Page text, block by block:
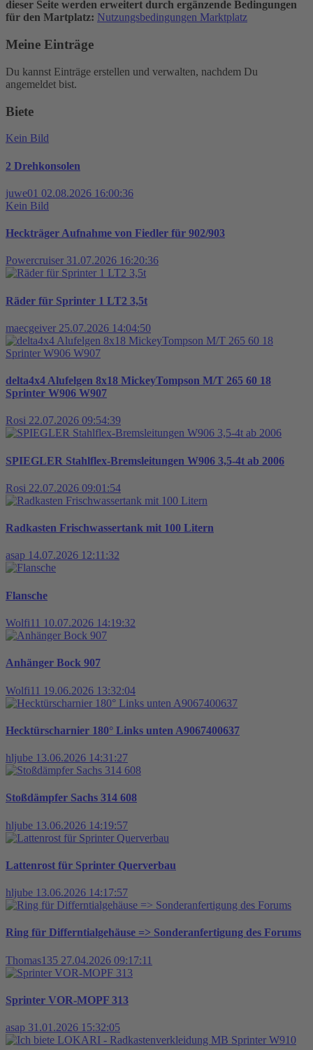
dieser Seite werden erweitert durch ergänzende Bedingungen
für den Martplatz: Nutzungsbedingungen Marktplatz
Meine Einträge
Du kannst Einträge erstellen und verwalten, nachdem Du
angemeldet bist.
Biete
Kein Bild
2 Drehkonsolen
juwe01 02.08.2026 16:00:36
Kein Bild
Heckträger Aufnahme von Fiedler für 902/903
Powercruiser 31.07.2026 16:20:36
Räder für Sprinter 1 LT2 3,5t
maecgeiver 25.07.2026 14:04:50
delta4x4 Alufelgen 8x18 MickeyTompson M/T 265 60 18
Sprinter W906 W907
Rosi 22.07.2026 09:54:39
SPIEGLER Stahlflex-Bremsleitungen W906 3,5-4t ab 2006
Rosi 22.07.2026 09:01:54
Radkasten Frischwassertank mit 100 Litern
asap 14.07.2026 12:11:32
Flansche
Wolfi11 10.07.2026 14:19:32
Anhänger Bock 907
Wolfi11 19.06.2026 13:32:04
Hecktürscharnier 180° Links unten A9067400637
hljube 13.06.2026 14:31:27
Stoßdämpfer Sachs 314 608
hljube 13.06.2026 14:19:57
Lattenrost für Sprinter Querverbau
hljube 13.06.2026 14:17:57
Ring für Differntialgehäuse => Sonderanfertigung des Forums
Thomas135 27.04.2026 09:17:11
Sprinter VOR-MOPF 313
asap 31.01.2026 15:32:05